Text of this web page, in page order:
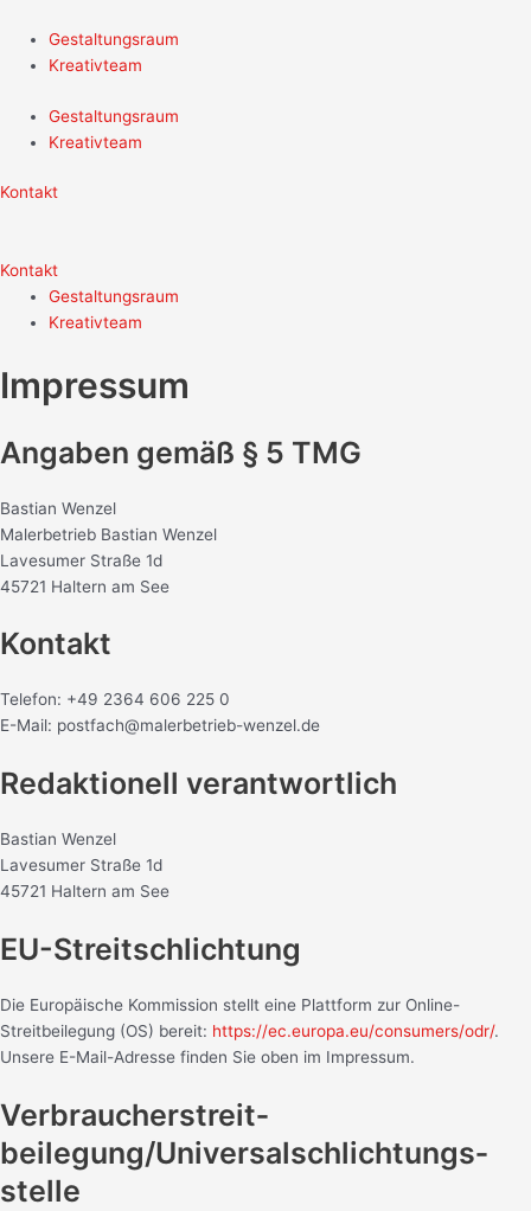
Inhalt
springen
Gestaltungsraum
Kreativteam
Gestaltungsraum
Kreativteam
Kontakt
Kontakt
Gestaltungsraum
Kreativteam
Impressum
Angaben gemäß § 5 TMG
Bastian Wenzel
Malerbetrieb Bastian Wenzel
Lavesumer Straße 1d
45721 Haltern am See
Kontakt
Telefon: +49 2364 606 225 0
E-Mail: postfach@malerbetrieb-wenzel.de
Redaktionell verantwortlich
Bastian Wenzel
Lavesumer Straße 1d
45721 Haltern am See
EU-Streitschlichtung
Die Europäische Kommission stellt eine Plattform zur Online-
Streitbeilegung (OS) bereit: https://ec.europa.eu/consumers/odr/.
Unsere E-Mail-Adresse finden Sie oben im Impressum.
Verbraucher­streit­
beilegung/Universal­schlichtungs­
stelle